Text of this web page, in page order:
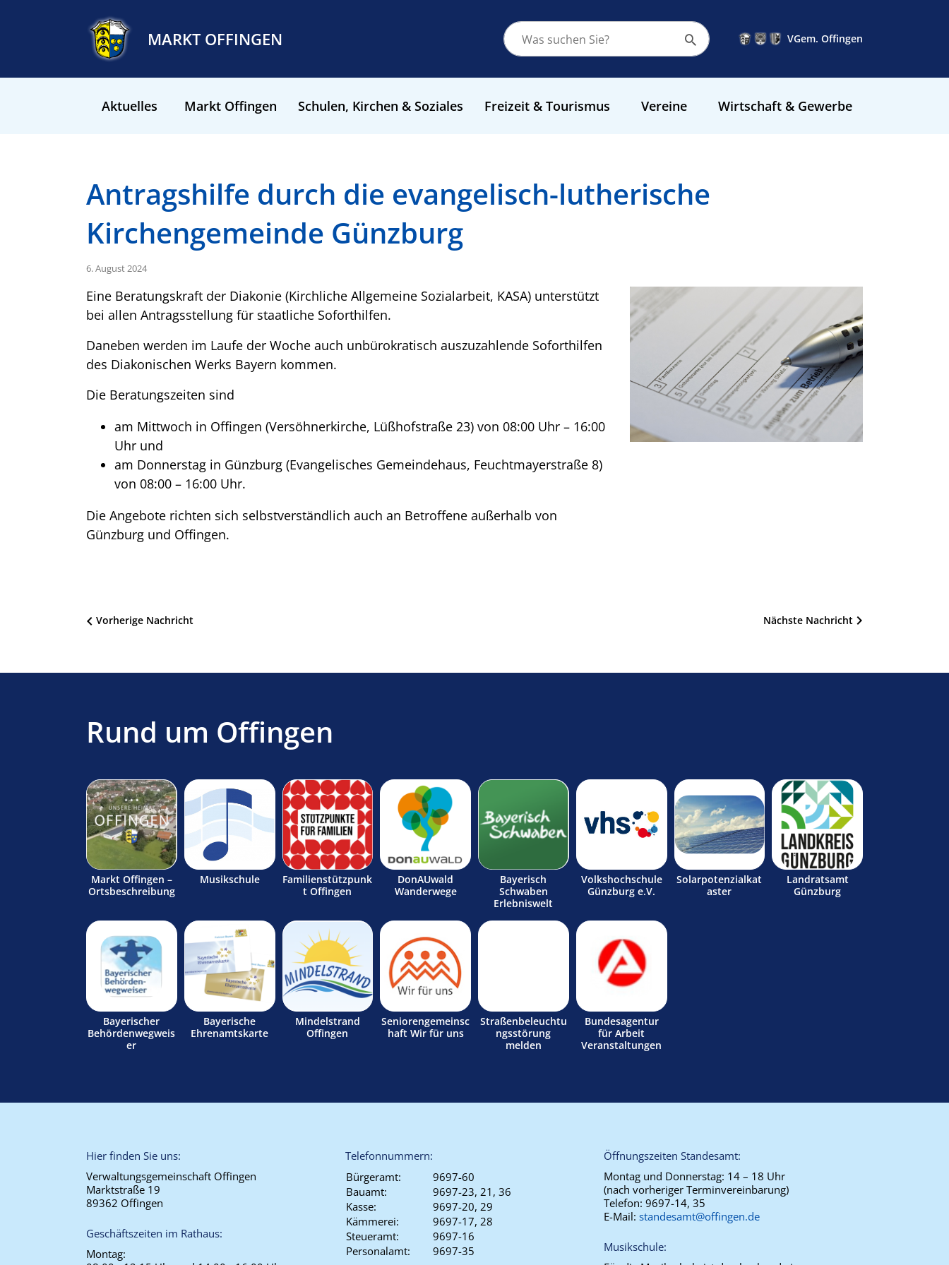
MARKT OFFINGEN VGem. Offingen
Aktuelles Markt Offingen Schulen, Kirchen & Soziales Freizeit & Tourismus Vereine Wirtschaft & Gewerbe
Antragshilfe durch die evangelisch-lutherische
Kirchengemeinde Günzburg
6. August 2024
Eine Beratungskraft der Diakonie (Kirchliche Allgemeine Sozialarbeit, KASA) unterstützt
bei allen Antragsstellung für staatliche Soforthilfen.
Daneben werden im Laufe der Woche auch unbürokratisch auszuzahlende Soforthilfen
des Diakonischen Werks Bayern kommen.
Die Beratungszeiten sind
am Mittwoch in Offingen (Versöhnerkirche, Lüßhofstraße 23) von 08:00 Uhr – 16:00
Uhr und
am Donnerstag in Günzburg (Evangelisches Gemeindehaus, Feuchtmayerstraße 8)
von 08:00 – 16:00 Uhr.
Die Angebote richten sich selbstverständlich auch an Betroffene außerhalb von
Günzburg und Offingen.
Beitragsnavigation Nächste Nachricht
Vorherige Nachricht
Rund um Offingen
Markt Offingen –
Ortsbeschreibung
Musikschule
Familienstützpunk
t Offingen
DonAUwald
Wanderwege
Bayerisch
Schwaben
Erlebniswelt
Volkshochschule
Günzburg e.V.
Solarpotenzialkat
aster
Landratsamt
Günzburg
Bayerischer
Behördenwegweis
er
Bayerische
Ehrenamtskarte
Mindelstrand
Offingen
Seniorengemeinsc
haft Wir für uns
Straßenbeleuchtu
ngsstörung
melden
Bundesagentur
für Arbeit
Veranstaltungen
Hier finden Sie uns:
Verwaltungsgemeinschaft Offingen
Marktstraße 19
89362 Offingen
Geschäftszeiten im Rathaus:
Montag:
Telefonnummern:
Bürgeramt:
9697-60
Bauamt:
9697-23, 21, 36
Kasse:
9697-20, 29
Kämmerei:
9697-17, 28
Steueramt:
9697-16
Personalamt:
9697-35
Öffnungszeiten Standesamt:
Montag und Donnerstag: 14 – 18 Uhr
(nach vorheriger Terminvereinbarung)
Telefon:9697-14, 35
E-Mail:standesamt@offingen.de
Musikschule: